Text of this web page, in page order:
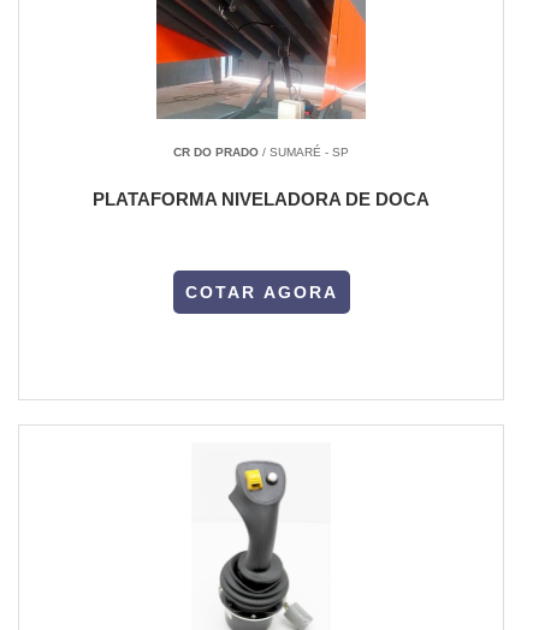
CR DO PRADO / SUMARÉ - SP
PLATAFORMA NIVELADORA DE DOCA
COTAR AGORA